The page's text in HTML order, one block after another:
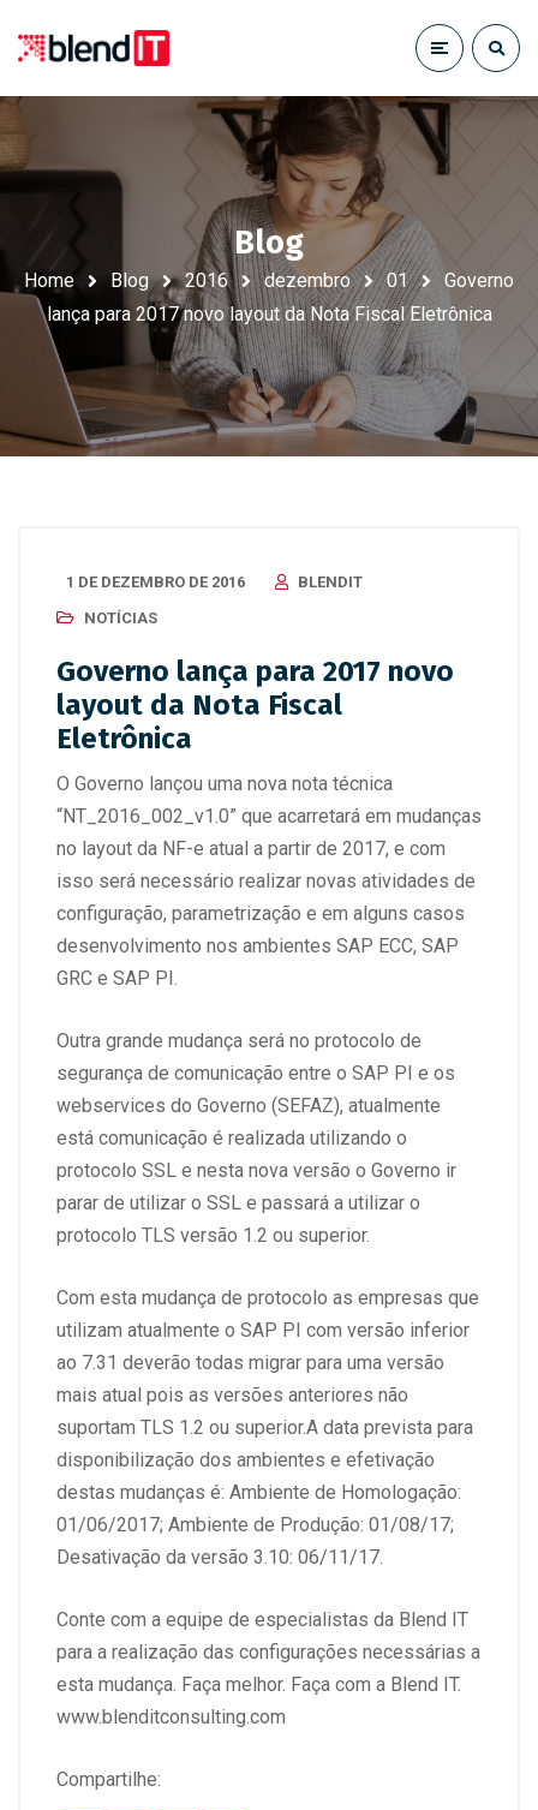
Blog
Home Blog 2016 dezembro 01
Governo
lança para 2017 novo layout da Nota Fiscal Eletrônica
1 DE DEZEMBRO DE 2016
BLENDIT
NOTÍCIAS
Governo lança para 2017 novo
layout da Nota Fiscal
Eletrônica
O Governo lançou uma nova nota técnica
“NT_2016_002_v1.0” que acarretará em mudanças
no layout da NF-e atual a partir de 2017, e com
isso será necessário realizar novas atividades de
configuração, parametrização e em alguns casos
desenvolvimento nos ambientes SAP ECC, SAP
GRC e SAP PI.
Outra grande mudança será no protocolo de
segurança de comunicação entre o SAP PI e os
webservices do Governo (SEFAZ), atualmente
está comunicação é realizada utilizando o
protocolo SSL e nesta nova versão o Governo ir
parar de utilizar o SSL e passará a utilizar o
protocolo TLS versão 1.2 ou superior.
Com esta mudança de protocolo as empresas que
utilizam atualmente o SAP PI com versão inferior
ao 7.31 deverão todas migrar para uma versão
mais atual pois as versões anteriores não
suportam TLS 1.2 ou superior.A data prevista para
disponibilização dos ambientes e efetivação
destas mudanças é: Ambiente de Homologação:
01/06/2017; Ambiente de Produção: 01/08/17;
Desativação da versão 3.10: 06/11/17.
Conte com a equipe de especialistas da Blend IT
para a realização das configurações necessárias a
esta mudança. Faça melhor. Faça com a Blend IT.
www.blenditconsulting.com
Compartilhe: